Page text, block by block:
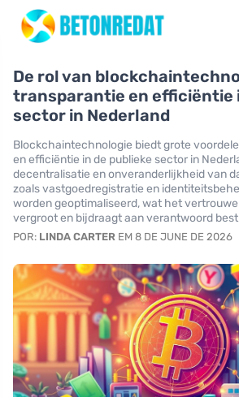
De rol van
transparantie en efficiëntie
sector in Nederland
Blockchaintechnologie biedt grote
en efficiëntie in de publieke sector in
decentralisatie en onveranderlijkheid van
zoals vastgoedregistratie en
worden geoptimaliseerd, wat het
vergroot en bijdraagt aan verantwoord
POR: LINDA CARTER EM 8 DE JUNE DE 2026